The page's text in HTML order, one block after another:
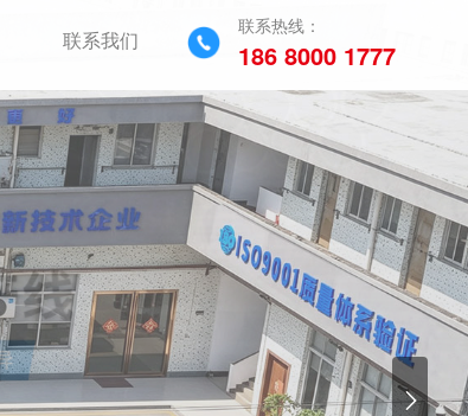
联系我们
联系热线：
186 8000 1777